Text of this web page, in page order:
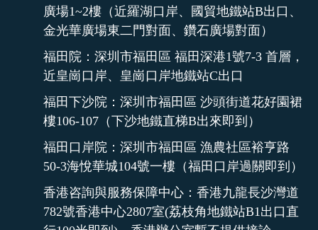
廣場1~2樓（近羅湖口岸、國貿地鐵站B出口、
金光華廣場東二門對面、鑽石廣場對面）
福田院：深圳市福田區 福田深港1號7-3 首層，
近皇崗口岸、皇崗口岸地鐵站C出口
福田下沙院：深圳市福田區 沙頭街道花好園裙
樓106-107（下沙地鐵直梯B出來即到）
福田口岸院：深圳市福田區 漁農社區裕亨路
50-3海悅華城104號一樓（福田口岸過關即到）
香港咨詢與服務保障中心：香港九龍長沙灣道
782號香港中心2807室(荔枝角地鐵站B1出口直